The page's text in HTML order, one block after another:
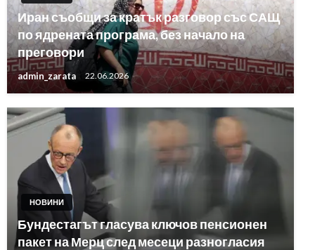
Иран съобщи за кратък разговор със САЩ
по ядрената програма, без начало на
преговори
admin_zarata 22.06.2026
НОВИНИ
Бундестагът гласува ключов пенсионен
пакет на Мерц след месеци разногласия